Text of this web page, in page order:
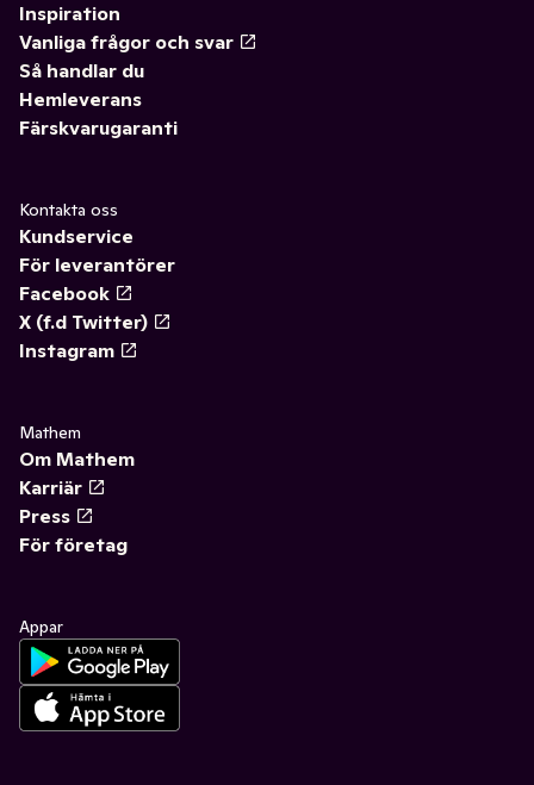
Inspiration
Vanliga frågor och svar
Så handlar du
Hemleverans
Färskvarugaranti
Kontakta oss
Kundservice
För leverantörer
Facebook
X (f.d Twitter)
Instagram
Mathem
Om Mathem
Karriär
Press
För företag
Appar